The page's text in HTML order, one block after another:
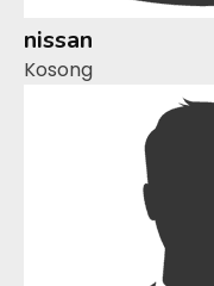
nissan
Kosong